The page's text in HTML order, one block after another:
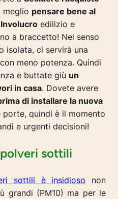
meglio pensare bene al
Involucro edilizio e
a braccetto! Nel senso
isolata, ci servirà una
meno potenza. Quindi
e buttate giù un
in casa. Dovete avere
di installare la nuova
porte, quindi è il momento
e urgenti decisioni!
sottili
sottili è insidioso non
grandi (PM10) ma per le